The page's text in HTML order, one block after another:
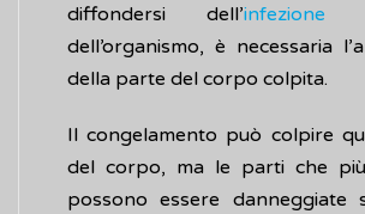
diffondersi dell’infezione
dell’organismo, è necessaria
della parte del corpo colpita.
Il congelamento può colpire
del corpo, ma le parti che
possono essere danneggiate